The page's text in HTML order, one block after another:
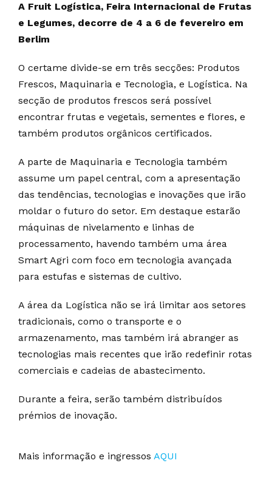
A Fruit Logística, Feira Internacional de Frutas
e Legumes, decorre de 4 a 6 de fevereiro em
Berlim
O certame divide-se em três secções: Produtos
Frescos, Maquinaria e Tecnologia, e Logística. Na
secção de produtos frescos será possível
encontrar frutas e vegetais, sementes e flores, e
também produtos orgânicos certificados.
A parte de Maquinaria e Tecnologia também
assume um papel central, com a apresentação
das tendências, tecnologias e inovações que irão
moldar o futuro do setor. Em destaque estarão
máquinas de nivelamento e linhas de
processamento, havendo também uma área
Smart Agri com foco em tecnologia avançada
para estufas e sistemas de cultivo.
A área da Logística não se irá limitar aos setores
tradicionais, como o transporte e o
armazenamento, mas também irá abranger as
tecnologias mais recentes que irão redefinir rotas
comerciais e cadeias de abastecimento.
Durante a feira, serão também distribuídos
prémios de inovação.
Mais informação e ingressos AQUI